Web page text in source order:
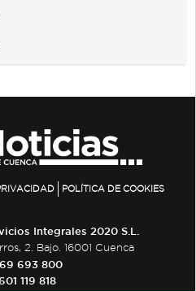
POLÍTICA DE COOKIES
Integrales 2020 S.L.
2. Bajo. 16001 Cuenca
693 800
119 818